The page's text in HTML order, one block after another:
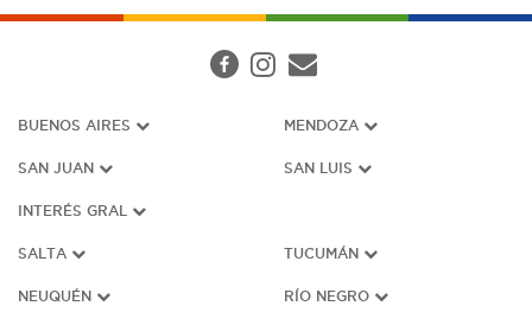
BUENOS AIRES MENDOZA
SAN JUAN SAN LUIS
INTERÉS GRAL
SALTA TUCUMÁN
NEUQUÉN RÍO NEGRO